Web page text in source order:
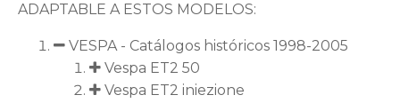
ADAPTABLE A ESTOS MODELOS:
VESPA - Catálogos históricos 1998-2005
Vespa ET2 50
Vespa ET2 iniezione